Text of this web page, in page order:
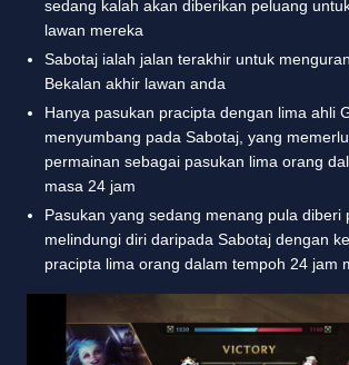
sedang kalah akan diberikan peluang
lawan mereka
Sabotaj ialah jalan terakhir untuk
Bekalan akhir lawan anda
Hanya pasukan pracipta dengan lima ahli
menyumbang pada Sabotaj, yang
permainan sebagai pasukan lima orang
masa 24 jam
Pasukan yang sedang menang pula diberi
melindungi diri daripada Sabotaj dengan
pracipta lima orang dalam tempoh 24 jam